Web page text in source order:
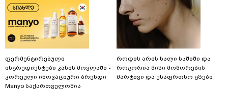
ფერმენტირებული
ინგრედიენტები კანის მოვლაში -
კორეული ინოვაციური ბრენდი
Manyo საქართველოშია
როდის არის ხალი საშიში და
როგორია მისი მოშორების
მარტივი და უსაფრთხო გზები